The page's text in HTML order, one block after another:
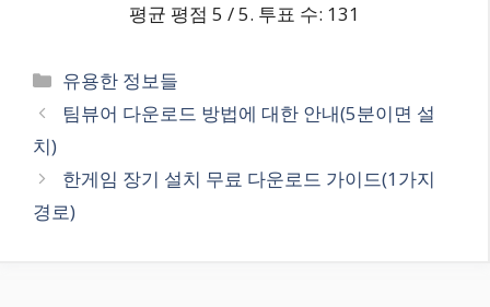
평균 평점 5 / 5. 투표 수: 131
카
테
고
유용한 정보들
팀뷰어 다운로드 방법에 대한 안내(5분이면 설
치)
한게임 장기 설치 무료 다운로드 가이드(1가지
경로)